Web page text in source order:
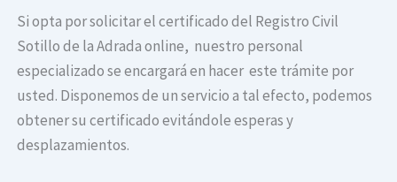
Si opta por solicitar el certificado del Registro Civil
Sotillo de la Adrada online, nuestro personal
especializado se encargará en hacer este trámite por
usted. Disponemos de un servicio a tal efecto, podemos
obtener su certificado evitándole esperas y
desplazamientos.